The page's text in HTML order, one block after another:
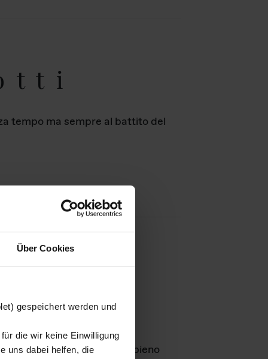
Über Cookies
gespeichert werden und
die wir keine Einwilligung
uns dabei helfen, die
tempo ma sempre al battito del
GmbH e rimangono in pieno